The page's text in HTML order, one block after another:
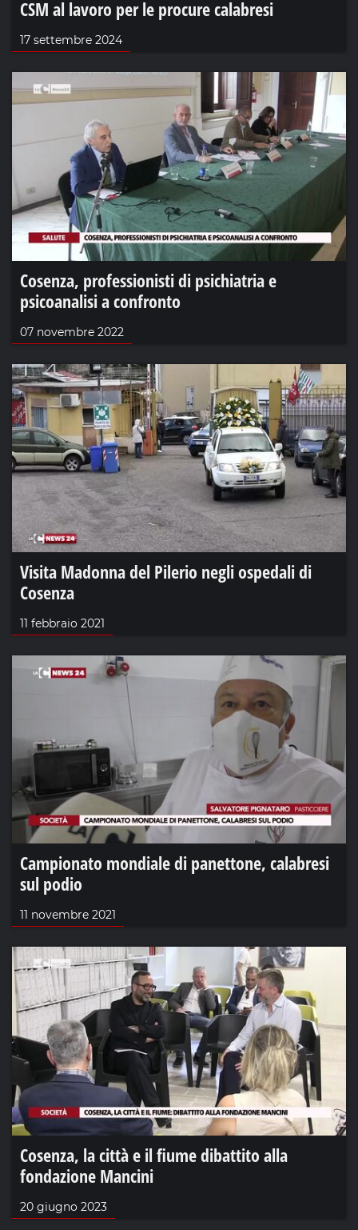
CSM al lavoro per le procure calabresi
17 settembre 2024
Cosenza, professionisti di psichiatria e
psicoanalisi a confronto
07 novembre 2022
Visita Madonna del Pilerio negli ospedali di
Cosenza
11 febbraio 2021
Campionato mondiale di panettone, calabresi
sul podio
11 novembre 2021
Cosenza, la città e il fiume dibattito alla
fondazione Mancini
20 giugno 2023